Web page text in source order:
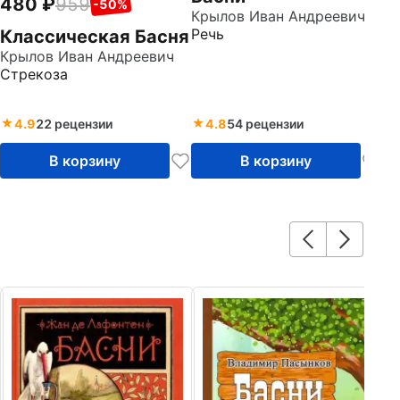
-50%
Классическая Басня
Крылов Иван Андреевич
Стрекоза
4.922 рецензии
В корзину
Крылов Иван Андреевич
Речь
4.854 рецензии
В корзину